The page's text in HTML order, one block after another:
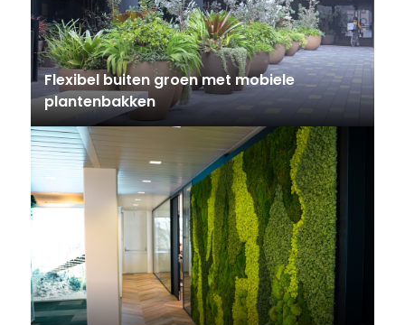
Flexibel buiten groen met mobiele
plantenbakken